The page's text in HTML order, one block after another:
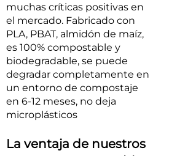
muchas críticas positivas en
el mercado. Fabricado con
PLA, PBAT, almidón de maíz,
es 100% compostable y
biodegradable, se puede
degradar completamente en
un entorno de compostaje
en 6-12 meses, no deja
microplásticos
La ventaja de nuestros